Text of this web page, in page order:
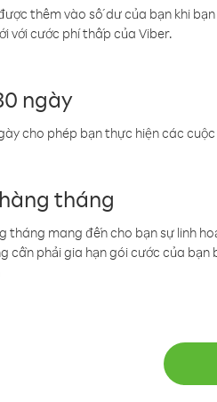
thêm vào số dư của bạn khi
với cước phí thấp của Viber.
ngày
cho phép bạn thực hiện các
tháng
tháng mang đến cho bạn sự linh
cần phải gia hạn gói cước của